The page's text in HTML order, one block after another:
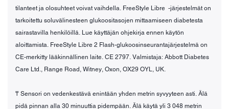
tilanteet ja olosuhteet voivat vaihdella. FreeStyle Libre -järjestelmät on
tarkoitettu soluvälinesteen glukoositasojen mittaamiseen diabetesta
sairastavilla henkilöillä. Lue käyttäjän ohjekirja ennen käytön
aloittamista. FreeStyle Libre 2 Flash-glukoosinseurantajärjestelmä on
CE-merkitty lääkinnällinen laite. CE 2797. Valmistaja: Abbott Diabetes
Care Ltd., Range Road, Witney, Oxon, OX29 OYL, UK.
₸ Sensori on vedenkestävä enintään yhden metrin syvyyteen asti. Älä
pidä pinnan alla 30 minuuttia pidempään. Älä käytä yli 3 048 metrin